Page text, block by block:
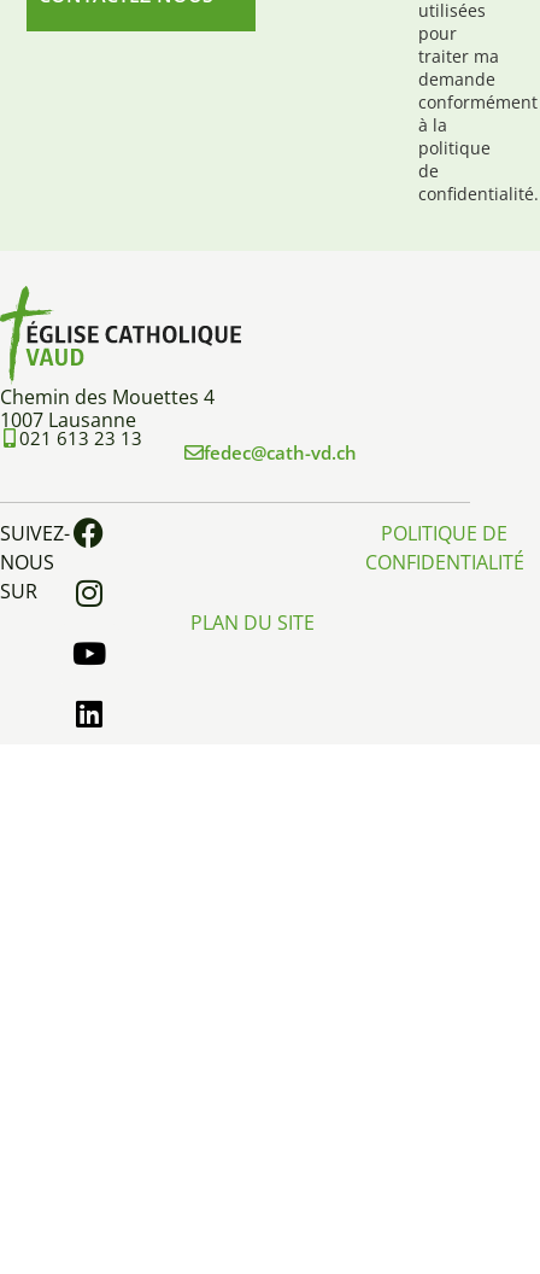
utilisées
pour
traiter ma
demande
conformément
à la
politique
de
confidentialité.
Chemin des Mouettes 4
1007 Lausanne
021 613 23 13
fedec@cath-vd.ch
SUIVEZ-
NOUS
SUR
PLAN DU SITE
POLITIQUE DE
CONFIDENTIALITÉ